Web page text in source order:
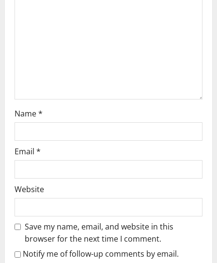
Name*
Email *
Website
Save my name, email, and website in this
browser for the next time I comment.
Notify me of follow-up comments by email.